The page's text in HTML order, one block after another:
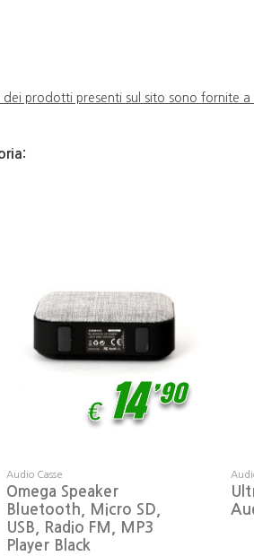
dei prodotti presenti sul sito sono
€ 14
,
90
Audio Casse
Omega Speaker
Bluetooth, Micro SD,
USB, Radio FM, MP3
Player Black